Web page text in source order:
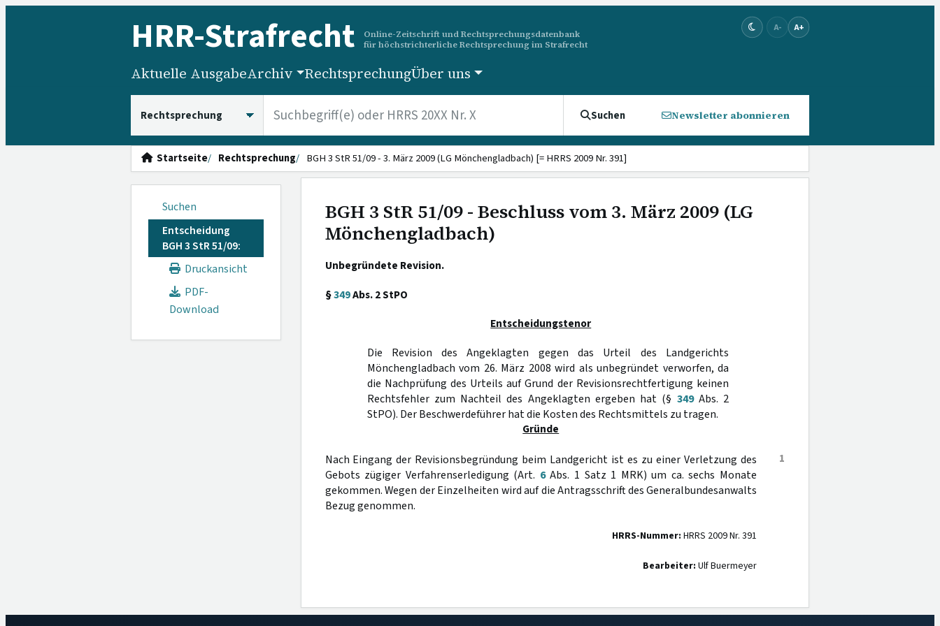
HRR-Strafrecht
Online-Zeitschrift und Rechtsprechungsdatenbank
für höchstrichterliche Rechtsprechung im Strafrecht
A- A+
Aktuelle AusgabeArchiv RechtsprechungÜber uns
Suchen Newsletter abonnieren
Startseite Rechtsprechung BGH 3 StR 51/09 - 3. März 2009 (LG Mönchengladbach) [= HRRS 2009 Nr. 391]
Suchen
Entscheidung
BGH 3 StR 51/09:
Druckansicht
PDF-
Download
BGH 3 StR 51/09 - Beschluss vom 3. März 2009 (LG
Mönchengladbach)
Unbegründete Revision.
§349Abs. 2 StPO
Entscheidungstenor
Die Revision des Angeklagten gegen das Urteil des Landgerichts
Mönchengladbach vom 26. März 2008 wird als unbegründet verworfen, da
die Nachprüfung des Urteils auf Grund der Revisionsrechtfertigung keinen
Rechtsfehler zum Nachteil des Angeklagten ergeben hat (§ 349Abs. 2
StPO). Der Beschwerdeführer hat die Kosten des Rechtsmittels zu tragen.
Gründe
1
Nach Eingang der Revisionsbegründung beim Landgericht ist es zu einer Verletzung des
Gebots zügiger Verfahrenserledigung (Art. 6Abs. 1 Satz 1 MRK) um ca. sechs Monate
gekommen. Wegen der Einzelheiten wird auf die Antragsschrift des Generalbundesanwalts
Bezug genommen.
HRRS-Nummer: HRRS 2009 Nr. 391
Bearbeiter: Ulf Buermeyer